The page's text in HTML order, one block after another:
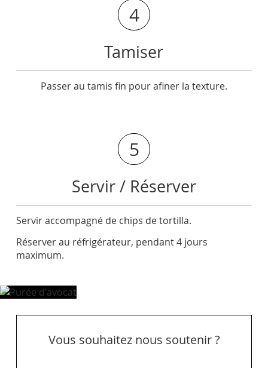
4
Tamiser
Passer au tamis fin pour afiner la texture.
5
Servir / Réserver
Servir accompagné de chips de tortilla.
Réserver au réfrigérateur, pendant 4 jours
maximum.
Vous souhaitez nous soutenir ?